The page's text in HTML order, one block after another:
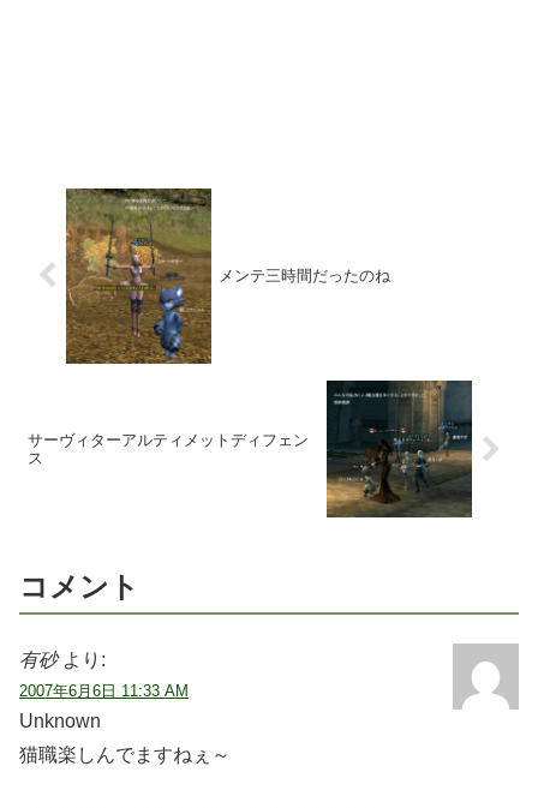
メンテ三時間だったのね
サーヴィターアルティメットディフェン
ス
コメント
有砂 より:
2007年6月6日 11:33 AM
Unknown
猫職楽しんでますねぇ～